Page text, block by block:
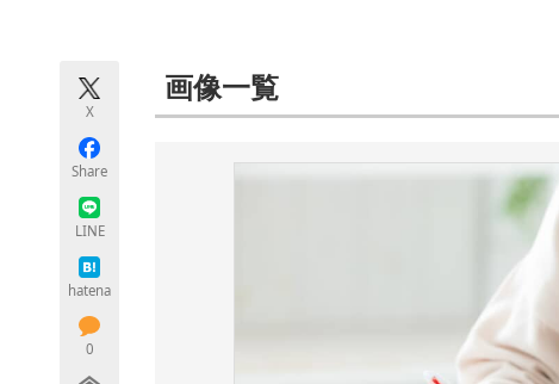
X
Share
LINE
hatena
0
画像一覧